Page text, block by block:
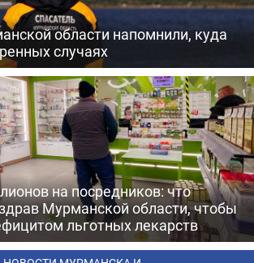
области напомнили, куда
случаях
на посредников: что
Мурманской области, чтобы
льготных лекарств